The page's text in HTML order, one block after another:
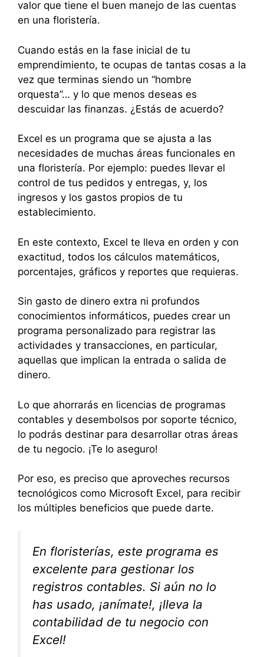
valor que tiene el buen manejo de las cuentas
en una floristería.
Cuando estás en la fase inicial de tu
emprendimiento, te ocupas de tantas cosas a la
vez que terminas siendo un “hombre
orquesta”… y lo que menos deseas es
descuidar las finanzas. ¿Estás de acuerdo?
Excel es un programa que se ajusta a las
necesidades de muchas áreas funcionales en
una floristería. Por ejemplo: puedes llevar el
control de tus pedidos y entregas, y, los
ingresos y los gastos propios de tu
establecimiento.
En este contexto, Excel te lleva en orden y con
exactitud, todos los cálculos matemáticos,
porcentajes, gráficos y reportes que requieras.
Sin gasto de dinero extra ni profundos
conocimientos informáticos, puedes crear un
programa personalizado para registrar las
actividades y transacciones, en particular,
aquellas que implican la entrada o salida de
dinero.
Lo que ahorrarás en licencias de programas
contables y desembolsos por soporte técnico,
lo podrás destinar para desarrollar otras áreas
de tu negocio. ¡Te lo aseguro!
Por eso, es preciso que aproveches recursos
tecnológicos como Microsoft Excel, para recibir
los múltiples beneficios que puede darte.
En floristerías, este programa es
excelente para gestionar los
registros contables. Si aún no lo
has usado, ¡anímate!, ¡lleva la
contabilidad de tu negocio con
Excel!